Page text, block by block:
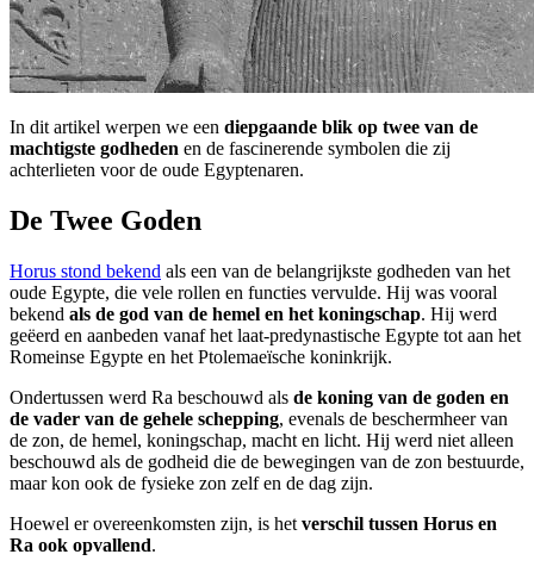
In dit artikel werpen we een diepgaande blik op twee van de
machtigste godheden en de fascinerende symbolen die zij
achterlieten voor de oude Egyptenaren.
De Twee Goden
Horus stond bekend als een van de belangrijkste godheden van het
oude Egypte, die vele rollen en functies vervulde. Hij was vooral
bekend als de god van de hemel en het koningschap. Hij werd
geëerd en aanbeden vanaf het laat-predynastische Egypte tot aan het
Romeinse Egypte en het Ptolemaeïsche koninkrijk.
Ondertussen werd Ra beschouwd als de koning van de goden en
de vader van de gehele schepping, evenals de beschermheer van
de zon, de hemel, koningschap, macht en licht. Hij werd niet alleen
beschouwd als de godheid die de bewegingen van de zon bestuurde,
maar kon ook de fysieke zon zelf en de dag zijn.
Hoewel er overeenkomsten zijn, is het verschil tussen Horus en
Ra ook opvallend.